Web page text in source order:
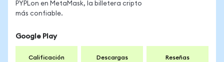
PYPLon en MetaMask, la billetera cripto
más confiable.
Google Play
Calificación Descargas Reseñas